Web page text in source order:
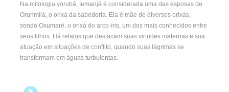
Na mitologia yorubá, Iemanjá é considerada uma das esposas de
Orunmilá, o orixá da sabedoria. Ela é mãe de diversos orixás,
sendo Oxumaré, o orixá do arco-íris, um dos mais conhecidos entre
seus filhos. Há relatos que destacam suas virtudes maternas e sua
atuação em situações de conflito, quando suas lágrimas se
transformam em águas turbulentas.